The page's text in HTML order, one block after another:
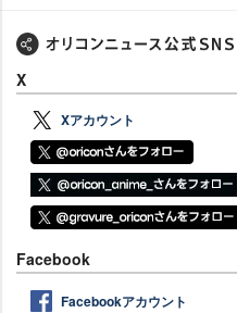
X
Xアカウント
Facebook
Facebookアカウント